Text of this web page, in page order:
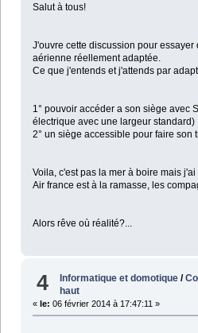
Salut à tous!
J'ouvre cette discussion pour
aérienne réellement adaptée.
Ce que j'entends et j'attends par
1° pouvoir accéder a son siège avec
électrique avec une largeur standard)
2° un siège accessible pour faire son
Voila, c'est pas la mer à boire mais
Air france est à la ramasse, les
Alors rêve où réalité?...
4 Informatique et domotique /
haut
« le: 06 février 2014 à 17:47:11 »